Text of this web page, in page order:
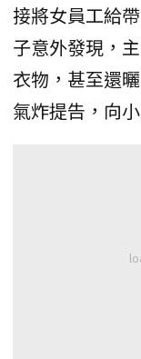
接將女員工給
子意外發現，
衣物，甚至還
氣炸提告，向